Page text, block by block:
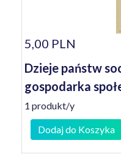
5,00 PLN
Dzieje państw
gospodarka
1 produkt/y
Dodaj do Koszyka